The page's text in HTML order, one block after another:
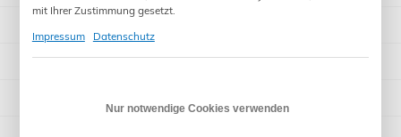
Rollladenzubehör
Garagentorantriebe
mit Ihrer Zustimmung gesetzt.
Impressum
Datenschutz
Nur notwendige Cookies verwenden